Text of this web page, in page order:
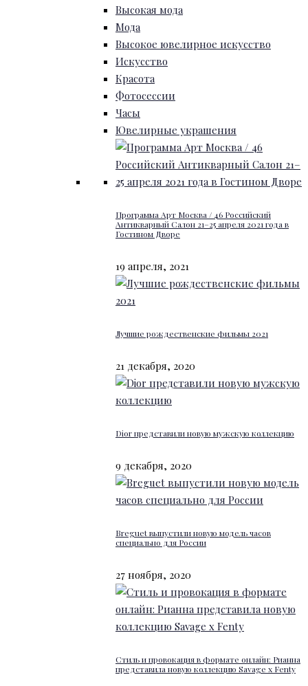
Высокая мода
Мода
Высокое ювелирное искусство
Искусство
Красота
Фотосессии
Часы
Ювелирные украшения
Программа Арт Москва / 46 Российский
Антикварный Салон 21–25 апреля 2021 года в
Гостином Дворе
19 апреля, 2021
Лучшие рождественские фильмы 2021
21 декабря, 2020
Dior представили новую мужскую коллекцию
9 декабря, 2020
Breguet выпустили новую модель часов
специально для России
27 ноября, 2020
Стиль и провокация в формате онлайн: Рианна
представила новую коллекцию Savage x Fenty